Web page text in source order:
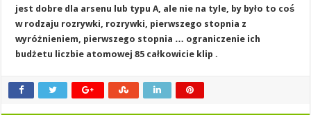
jest dobre dla arsenu lub typu A, ale nie na tyle, by było to coś
w rodzaju rozrywki, rozrywki, pierwszego stopnia z
wyróżnieniem, pierwszego stopnia … ograniczenie ich
budżetu liczbie atomowej 85 całkowicie klip .